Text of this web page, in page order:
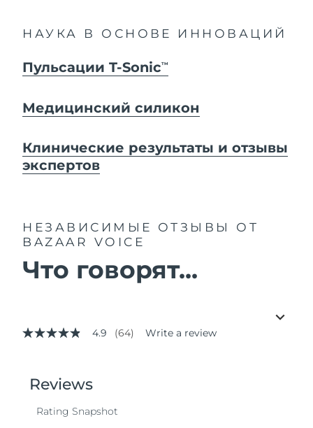
НАУКА В ОСНОВЕ ИННОВАЦИЙ
Пульсации T-SonicTM
Медицинский силикон
Клинические результаты и отзывы
экспертов
НЕЗАВИСИМЫЕ ОТЗЫВЫ
ОТ
BAZAAR VOICE
Что говорят...
4.9
stars,
average
value.
4.9 (64) Write a review